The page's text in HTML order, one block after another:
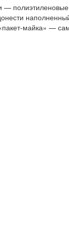
майка» —